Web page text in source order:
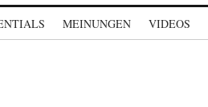
MEINUNGEN VIDEOS